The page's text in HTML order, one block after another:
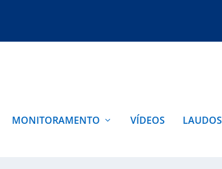
MONITORAMENTO VÍDEOS LAUDOS